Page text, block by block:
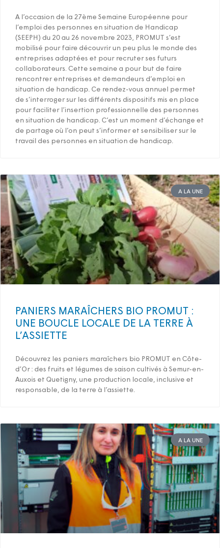
A l’occasion de la 27ème Semaine Européenne pour
l’emploi des personnes en situation de Handicap
(SEEPH) du 20 au 26 novembre 2023, PROMUT s’est
mobilisé pour faire découvrir un peu plus le monde des
entreprises adaptées et pour recruter ses futurs
collaborateurs. Cette semaine a pour but de faire
rencontrer entreprises et demandeurs d’emploi en
situation de handicap. Ce rendez-vous annuel permet
de s’interroger sur les différents dispositifs mis en place
pour faciliter l’insertion professionnelle des personnes
en situation de handicap. C’est un moment d’échange et
de partage où l’on peut s’informer et sensibiliser sur le
travail des personnes en situation de handicap.
A LA UNE
PANIERS MARAÎCHERS BIO PROMUT :
UNE BOUCLE LOCALE DE LA TERRE À
L’ASSIETTE
Découvrez les paniers maraîchers bio PROMUT en Côte-
d’Or : des fruits et légumes de saison cultivés à Semur-en-
Auxois et Quetigny, une production locale, inclusive et
responsable, de la terre à l’assiette.
A LA UNE